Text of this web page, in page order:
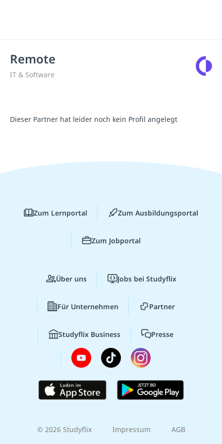
Remote
IT & Software
Dieser Partner hat leider noch kein Profil angelegt
Zum Lernportal Zum Ausbildungsportal
Zum Jobportal
Über uns Jobs bei Studyflix
Für Unternehmen Partner
Studyflix Business Presse
© 2026 Studyflix Impressum AGB